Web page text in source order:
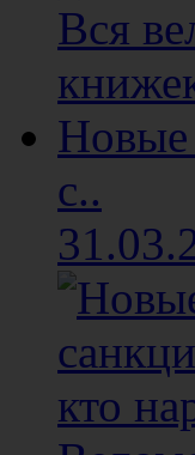
Вся
Новые
с..